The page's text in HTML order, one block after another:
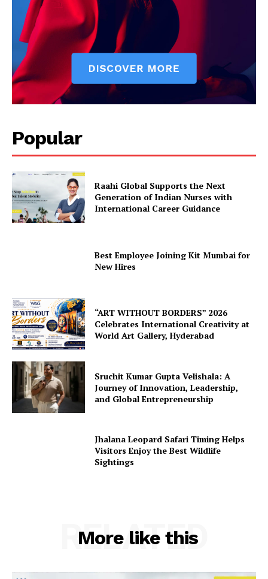
Popular
Raahi Global Supports the Next
Generation of Indian Nurses with
International Career Guidance
Best Employee Joining Kit Mumbai for
New Hires
“ART WITHOUT BORDERS” 2026
Celebrates International Creativity at
World Art Gallery, Hyderabad
Sruchit Kumar Gupta Velishala: A
Journey of Innovation, Leadership,
and Global Entrepreneurship
Jhalana Leopard Safari Timing Helps
Visitors Enjoy the Best Wildlife
Sightings
More like this
RELATED